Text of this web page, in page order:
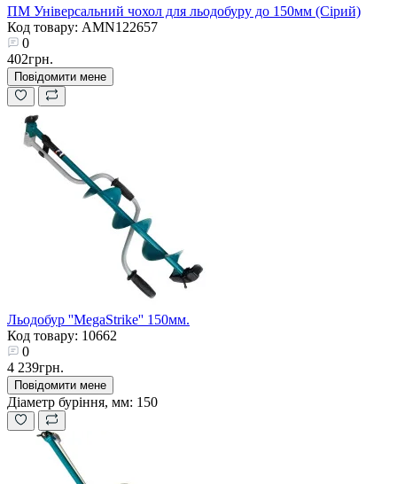
ПМ Універсальний чохол для льодобуру до 150мм (Сірий)
Код товару: AMN122657
0
402грн.
Повідомити мене
Льодобур ''MegaStrike'' 150мм.
Код товару: 10662
0
4 239грн.
Повідомити мене
Діаметр буріння, мм: 150